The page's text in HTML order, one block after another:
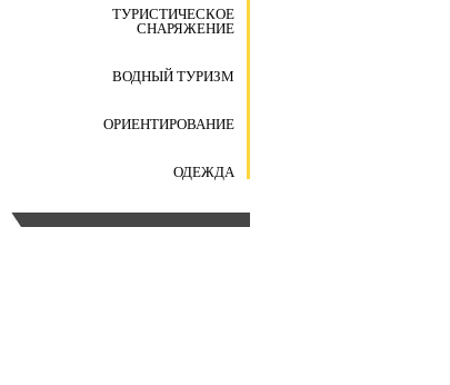
ТУРИСТИЧЕСКОЕ
СНАРЯЖЕНИЕ
ВОДНЫЙ ТУРИЗМ
ОРИЕНТИРОВАНИЕ
ОДЕЖДА